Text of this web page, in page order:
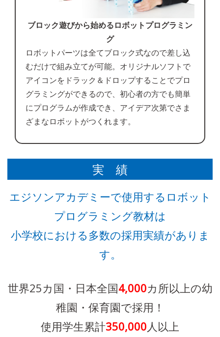
ブロック遊びから始めるロボットプログラミン
グ
ロボットパーツは全てブロック式なので差し込
むだけで組み立てが可能。オリジナルソフトで
アイコンをドラック＆ドロップすることでプロ
グラミングができるので、初心者の方でも簡単
にプログラムが作成でき、アイデア次第でさま
ざまなロボットがつくれます。
実 績
エジソンアカデミーで使用するロボット
プログラミング教材は
小学校における多数の採用実績がありま
す。
世界25カ国・日本全国4,000カ所以上の幼
稚園・保育園で採用！
使用学生累計350,000 人以上